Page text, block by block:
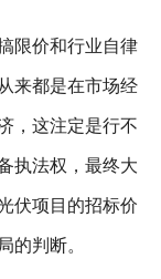
限价和行业自律
来都是在市场经
，这注定是行不
执法权，最终大
伏项目的招标价
的判断。